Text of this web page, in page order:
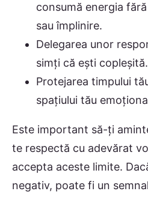
consumă energia
sau împlinire.
Delegarea unor
simți că ești copleșită.
Protejarea timpului
spațiului tău
Este important să-ți
te respectă cu adevărat
accepta aceste limite.
negativ, poate fi un